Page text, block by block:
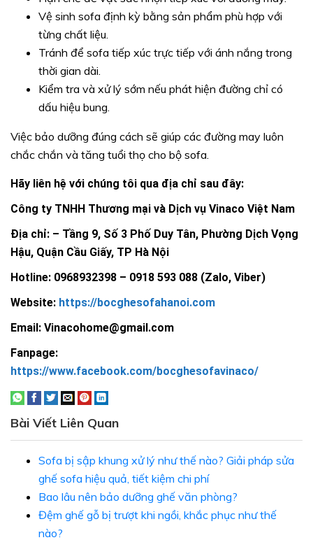
Vệ sinh sofa định kỳ bằng sản phẩm phù hợp với
từng chất liệu.
Tránh để sofa tiếp xúc trực tiếp với ánh nắng trong
thời gian dài.
Kiểm tra và xử lý sớm nếu phát hiện đường chỉ có
dấu hiệu bung.
Việc bảo dưỡng đúng cách sẽ giúp các đường may luôn
chắc chắn và tăng tuổi thọ cho bộ sofa.
Hãy liên hệ với chúng tôi qua địa chỉ sau đây:
Công ty TNHH Thương mại và Dịch vụ Vinaco Việt Nam
Địa chỉ: – Tầng 9, Số 3 Phố Duy Tân, Phường Dịch Vọng
Hậu, Quận Cầu Giấy, TP Hà Nội
Hotline: 0968932398 – 0918 593 088 (Zalo, Viber)
Website: https://bocghesofahanoi.com
Email: Vinacohome@gmail.com
Fanpage:
https://www.facebook.com/bocghesofavinaco/
Bài Viết Liên Quan
Sofa bị sập khung xử lý như thế nào? Giải pháp sửa
ghế sofa hiệu quả, tiết kiệm chi phí
Bao lâu nên bảo dưỡng ghế văn phòng?
Đệm ghế gỗ bị trượt khi ngồi, khắc phục như thế
nào?